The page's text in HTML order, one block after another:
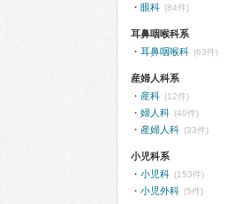
眼科 (84件)
耳鼻咽喉科系
耳鼻咽喉科 (63件)
産婦人科系
産科 (12件)
婦人科 (40件)
産婦人科 (33件)
小児科系
小児科 (153件)
小児外科 (5件)